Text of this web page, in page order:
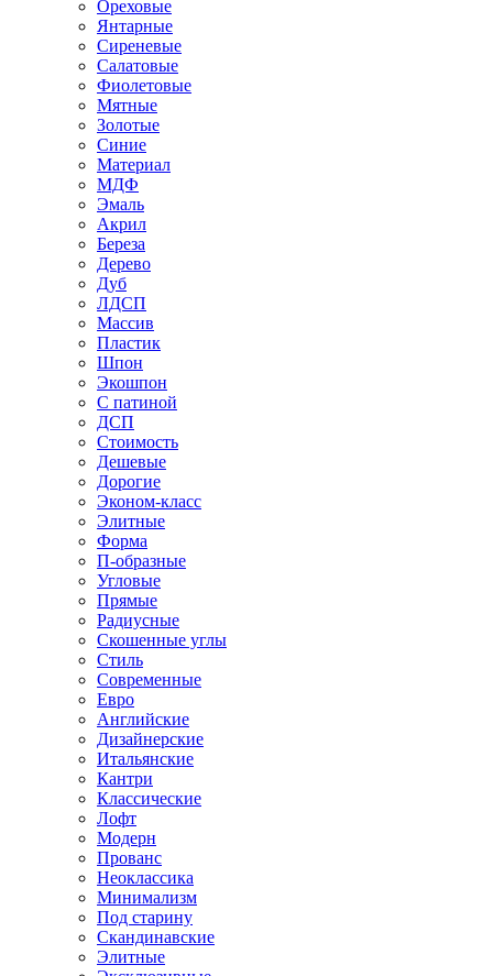
Ореховые
Янтарные
Сиреневые
Салатовые
Фиолетовые
Мятные
Золотые
Синие
Материал
МДФ
Эмаль
Акрил
Береза
Дерево
Дуб
ЛДСП
Массив
Пластик
Шпон
Экошпон
С патиной
ДСП
Стоимость
Дешевые
Дорогие
Эконом-класс
Элитные
Форма
П-образные
Угловые
Прямые
Радиусные
Скошенные углы
Стиль
Современные
Евро
Английские
Дизайнерские
Итальянские
Кантри
Классические
Лофт
Модерн
Прованс
Неоклассика
Минимализм
Под старину
Скандинавские
Элитные